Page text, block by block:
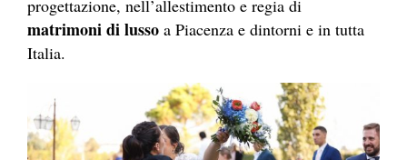
progettazione, nell’allestimento e regia di
matrimoni di lusso a Piacenza e dintorni e in tutta
Italia.